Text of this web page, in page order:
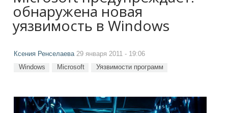
обнаружена новая
уязвимость в Windows
Ксения Ренселаева29 января 2011 - 19:06
Windows Microsoft Уязвимости программ